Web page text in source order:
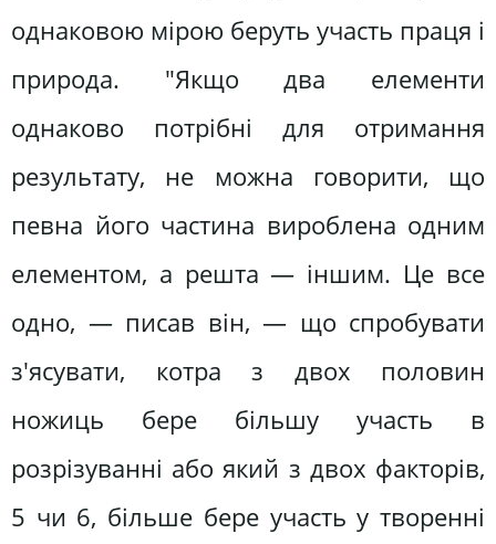
однаковою мірою беруть участь праця і
природа. "Якщо два елементи
однаково потрібні для отримання
результату, не можна говорити, що
певна його частина вироблена одним
елементом, а решта — іншим. Це все
одно, — писав він, — що спробувати
з'ясувати, котра з двох половин
ножиць бере більшу участь в
розрізуванні або який з двох факторів,
5 чи 6, більше бере участь у творенні